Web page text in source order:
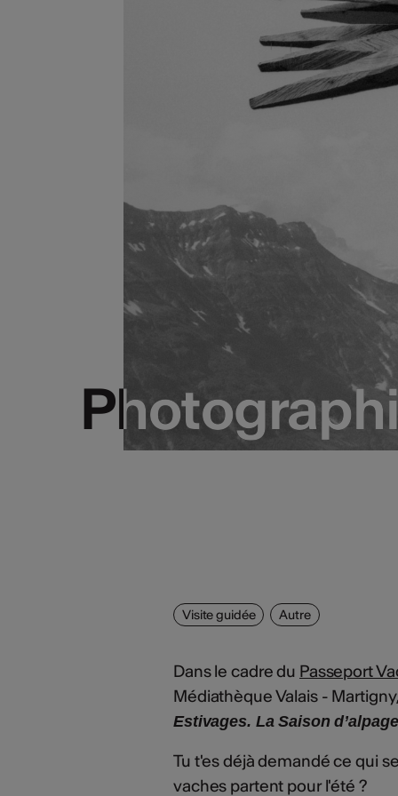
Visite guidée Autre
Dans le cadre du Passeport
Médiathèque Valais -
Estivages. La Saison
Tu t'es déjà demandé ce qui
vaches partent pour l'été ?